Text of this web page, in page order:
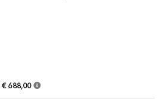
€ 688,00